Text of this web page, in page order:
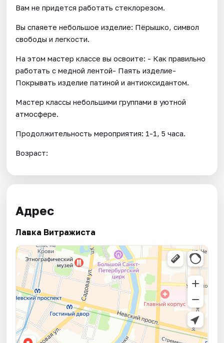
Вам не придется работать стеклорезом.
Вы спаяете небольшое изделие: Пёрышко, символ
свободы и легкости.
На этом мастер классе вы освоите: - Как правильно
работать с медной лентой- Паять изделие-
Покрывать изделие патиной и антиоксидантом.
Мастер классы небольшими группами в уютной
атмосфере.
Продолжительность мероприятия: 1-1, 5 часа.
Возраст:
Адрес
Лавка Витражиста